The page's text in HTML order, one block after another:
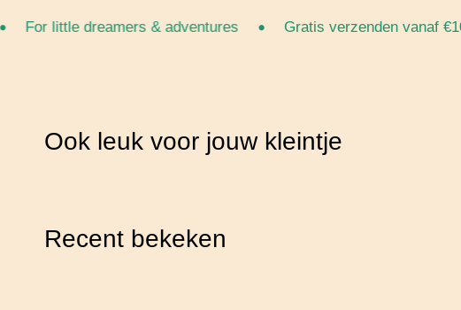
For little dreamers & adventures • Gratis verzenden vanaf €100,-
Ook leuk voor jouw kleintje
Recent bekeken